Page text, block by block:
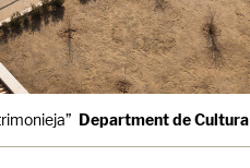
Department de Cultura